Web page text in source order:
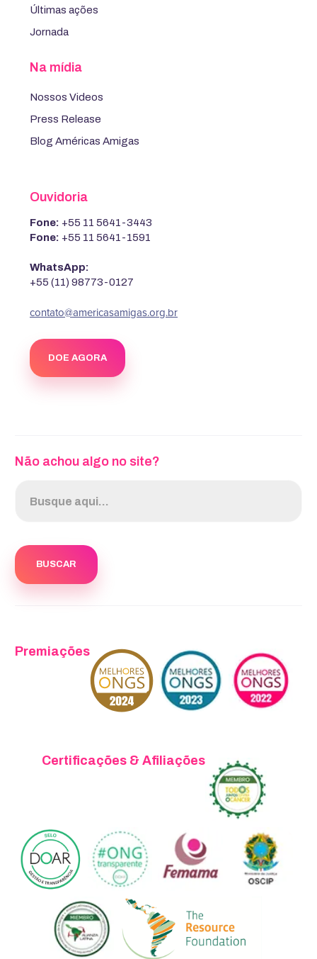
Últimas ações
Jornada
Na mídia
Nossos Videos
Press Release
Blog Américas Amigas
Ouvidoria
Fone: +55 11 5641-3443
Fone: +55 11 5641-1591
WhatsApp:
+55 (11) 98773-0127
contato@americasamigas.org.br
DOE AGORA
Não achou algo no site?
Premiações
Certificações & Afiliações